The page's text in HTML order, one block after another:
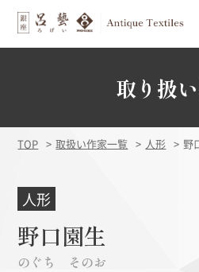
取り扱
TOP 取扱い作家一覧 人形 野
人形
野口園生
のぐち そのお